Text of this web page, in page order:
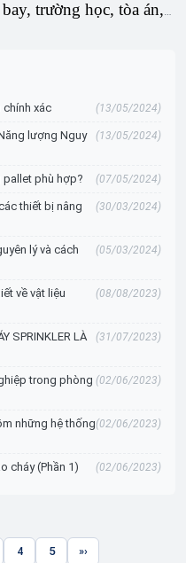
​​thức chuyên môn
bay, trường học, tòa án,
tay đang được sử dụng
tập trung khi cảnh báo
chính xác (13/05/2024)
lượng Nguy
(13/05/2024)
pallet phù hợp? (07/05/2024)
thiết bị nâng
(30/03/2024)
lý và cách
(05/03/2024)
về vật liệu
(08/08/2023)
SPRINKLER LÀ
(31/07/2023)
trong phòng (02/06/2023)
những hệ thống(02/06/2023)
cháy (Phần 1) (02/06/2023)
4 5 »